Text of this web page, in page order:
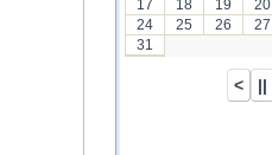
17
18 19 20
24
25 26 27
31